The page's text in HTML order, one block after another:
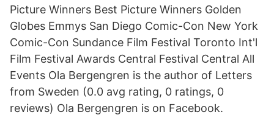
Picture Winners Best Picture Winners Golden
Globes Emmys San Diego Comic-Con New York
Comic-Con Sundance Film Festival Toronto Int'l
Film Festival Awards Central Festival Central All
Events Ola Bergengren is the author of Letters
from Sweden (0.0 avg rating, 0 ratings, 0
reviews) Ola Bergengren is on Facebook.